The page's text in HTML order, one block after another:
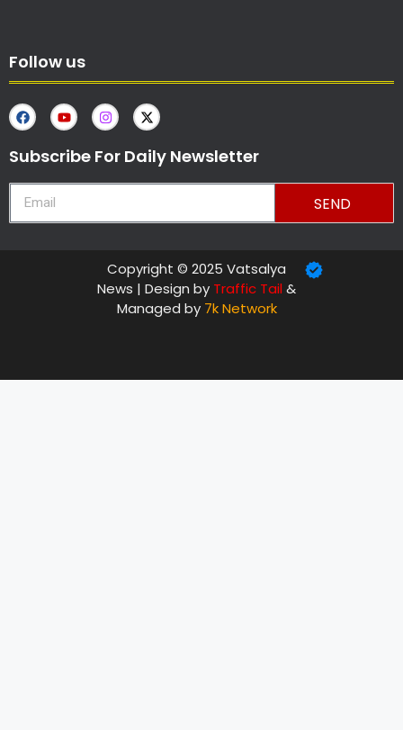
Follow us
Subscribe For Daily Newsletter
SEND
Copyright © 2025 Vatsalya
News | Design by Traffic Tail&
Managed by 7k Network